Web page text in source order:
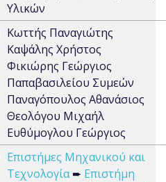
Υλικών
Κωττής Παναγιώτης
Καψάλης Χρήστος
Φικιώρης Γεώργιος
Παπαβασιλείου Συμεών
Παναγόπουλος Αθανάσιος
Θεολόγου Μιχαήλ
Ευθύμογλου Γεώργιος
Επιστήμες Μηχανικού και
Τεχνολογία➨ Επιστήμη